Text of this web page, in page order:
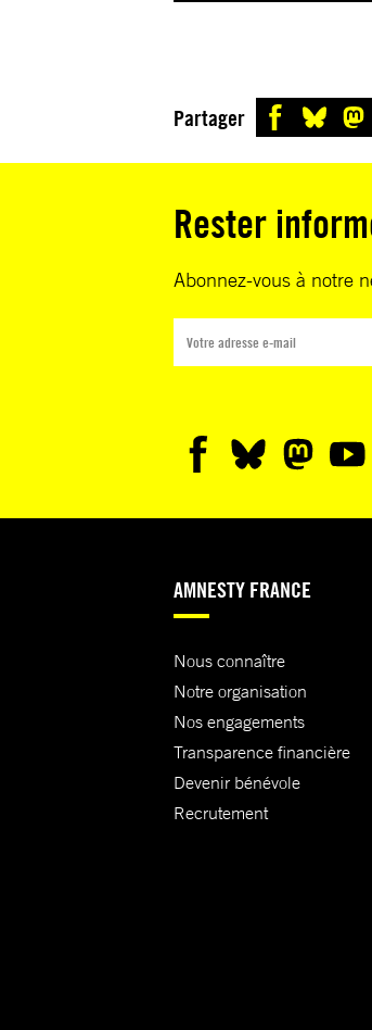
Partager
Rester
Abonnez-vous à notre
AMNESTY FRANCE
Nous connaître
Notre organisation
Nos engagements
Transparence financière
Devenir bénévole
Recrutement